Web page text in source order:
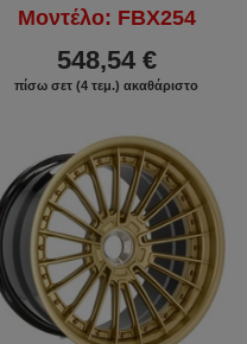
Μοντέλο: FBX254
548,54 €
πίσω σετ (4 τεμ.) ακαθάριστο